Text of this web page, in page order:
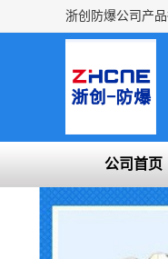
公司首页